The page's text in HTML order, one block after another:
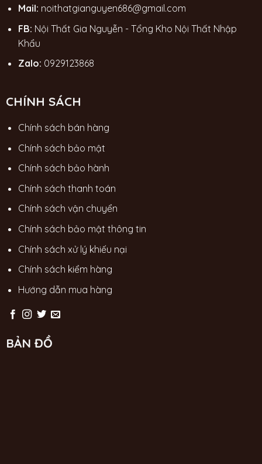
Mail: noithatgianguyen686@gmail.com
FB: Nội Thất Gia Nguyễn - Tổng Kho Nội Thất Nhập
Khẩu
Zalo: 0929123868
CHÍNH SÁCH
Chính sách bán hàng
Chính sách bảo mật
Chính sách bảo hành
Chính sách thanh toán
Chính sách vận chuyển
Chính sách bảo mật thông tin
Chính sách xử lý khiếu nại
Chính sách kiểm hàng
Hướng dẫn mua hàng
BẢN ĐỒ